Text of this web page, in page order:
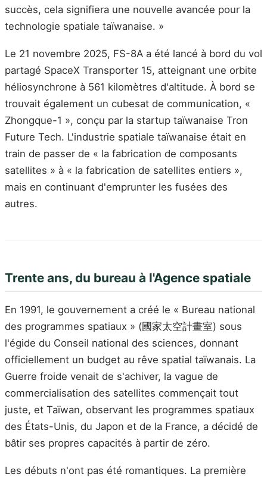
succès, cela signifiera une nouvelle avancée pour la
technologie spatiale taïwanaise. »
Le 21 novembre 2025, FS-8A a été lancé à bord du vol
partagé SpaceX Transporter 15, atteignant une orbite
héliosynchrone à 561 kilomètres d'altitude. À bord se
trouvait également un cubesat de communication, «
Zhongque-1 », conçu par la startup taïwanaise Tron
Future Tech. L'industrie spatiale taïwanaise était en
train de passer de « la fabrication de composants
satellites » à « la fabrication de satellites entiers »,
mais en continuant d'emprunter les fusées des
autres.
Trente ans, du bureau à l'Agence spatiale
En 1991, le gouvernement a créé le « Bureau national
des programmes spatiaux » (國家太空計畫室) sous
l'égide du Conseil national des sciences, donnant
officiellement un budget au rêve spatial taïwanais. La
Guerre froide venait de s'achiver, la vague de
commercialisation des satellites commençait tout
juste, et Taïwan, observant les programmes spatiaux
des États-Unis, du Japon et de la France, a décidé de
bâtir ses propres capacités à partir de zéro.
Les débuts n'ont pas été romantiques. La première